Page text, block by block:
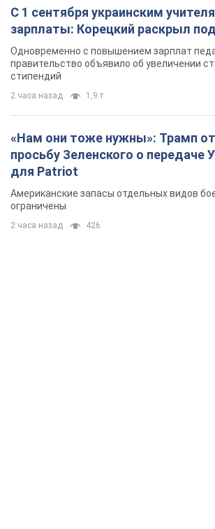
С 1 сентября украинским
зарплаты: Корецкий раскрыл
Одновременно с повышением зарплат
правительство объявило об увеличении
стипендий
2 часа назад 1,9 т.
«Нам они тоже нужны»: Трамп
просьбу Зеленского о передаче
для Patriot
Американские запасы отдельных видов
ограничены
2 часа назад 426